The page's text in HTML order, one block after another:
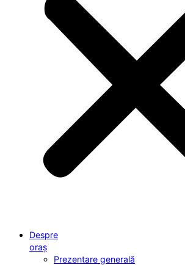
Despre
oraș
Prezentare generală